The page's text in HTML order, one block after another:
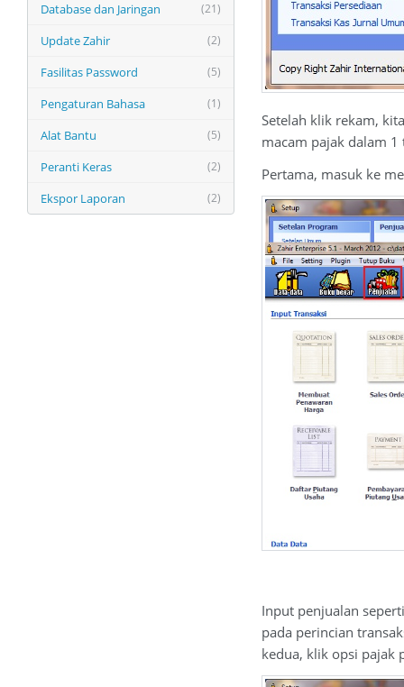
(21)
Database dan Jaringan
(2)
Update Zahir
(5)
Fasilitas Password
(1)
Pengaturan Bahasa
(5)
Alat Bantu
(2)
Peranti Keras
(2)
Ekspor Laporan
Setelah klik rekam,
macam pajak dalam
Pertama, masuk ke
Input penjualan
pada perincian
kedua, klik opsi pajak